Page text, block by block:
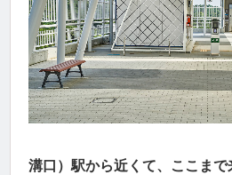
溝口）駅から近くて、ここま